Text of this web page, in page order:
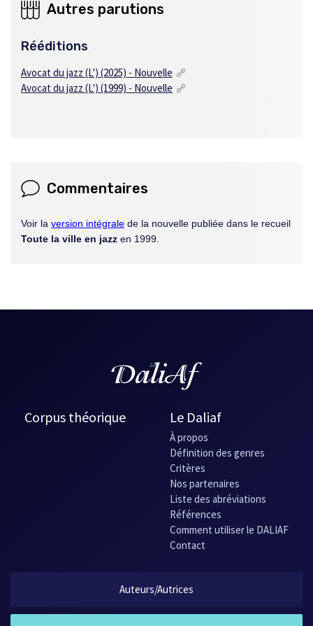
Autres parutions
Rééditions
Avocat du jazz (L') (2025) - Nouvelle
Avocat du jazz (L') (1999) - Nouvelle
Commentaires
Voir la version intégrale de la nouvelle publiée dans le recueil
Toute la ville en jazz en 1999.
Corpus théorique Le Daliaf
À propos
Définition des genres
Critères
Nos partenaires
Liste des abréviations
Références
Comment utiliser le DALIAF
Contact
Auteurs/Autrices